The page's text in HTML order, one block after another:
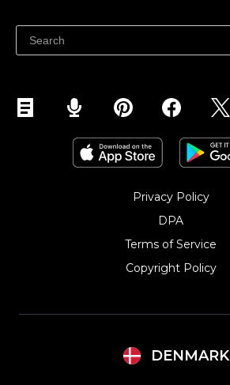
Sælg på Facebook
Sælg på Instagram
Privacy Policy
DPA
Terms of Service
Copyright Policy‎
DENMARK